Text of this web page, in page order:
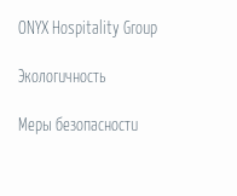
ONYX Hospitality Group
Экологичность
Меры безопасности